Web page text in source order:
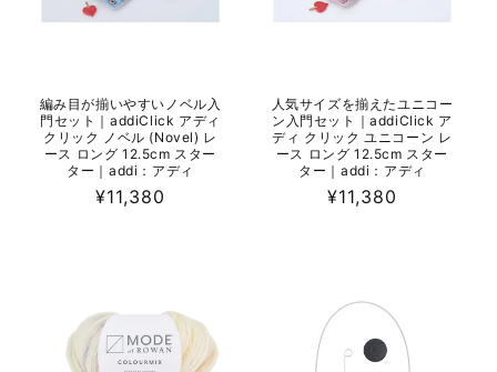
編み目が揃いやすいノベル入
門セット｜addiClick アディ
クリック ノベル (Novel) レ
ース ロング 12.5cm スター
ター｜addi：アディ
通
¥11,380
人気サイズを揃えたユニコー
ン入門セット｜addiClick ア
ディ クリック ユニコーン レ
ース ロング 12.5cm スター
ター｜addi：アディ
通
¥11,380